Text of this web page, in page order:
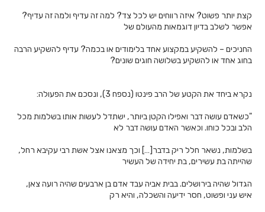
קצת יותר פשוט? איזה רווחים יש לכל צד? למה זה עדיף ולמה זה עדיף?
אפשר לשלב בדיון דוגמאות מהעולם של
החניכים – להשקיע במקצוע אחד בלימודים או בכמה? עדיף להשקיע הרבה
בחוג אחד או להשקיע בשלושה חוגים שונים?
נקרא ביחד את הקטע של הרב פינטו (נספח 3), ונסכם את הפעולה:
"כשאדם עושה דבר ואפילו הקטן ביותר, ישתדל לעשות אותו בשלמות מכל
הלב ובכל כוחו. וכאשר האדם עושה דבר לא
בשלמות, נשאר חלל ריק בדבר[…] וכך מצאנו אצל אשת רבי עקיבא רחל,
שהייתה בת עשירים, בת יחידה של העשיר
הגדול שהיה בירושלים. בבית אביה עבד אדם בן ארבעים שהיה רועה צאן,
איש עני ופשוט, חסר ידיעה והשכלה, והיא רק